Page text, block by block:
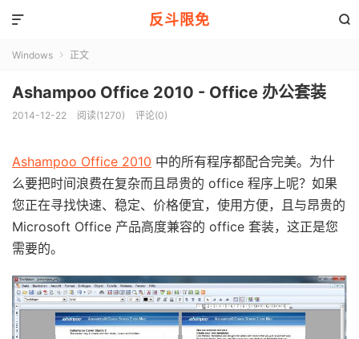
反斗限免 

Windows  正文
Ashampoo Office 2010 - Office 办公套装
2014-12-22 阅读(1270) 评论(0)
Ashampoo Office 2010 中的所有程序都配合完美。为什
么要把时间浪费在复杂而且昂贵的 office 程序上呢？如果
您正在寻找快速、稳定、价格便宜，使用方便，且与昂贵的
Microsoft Office 产品高度兼容的 office 套装，这正是您
需要的。